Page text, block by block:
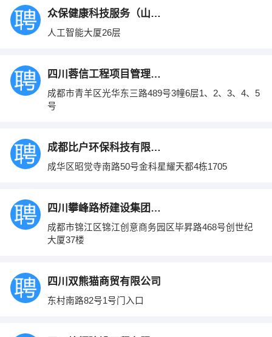
众保健康科技服务（山东）有限公司
人工智能大厦26层
四川蓉信工程项目管理有限公司
成都市青羊区光华东三路489号3幢6层1、2、3、4、5
号
成都比户环保科技有限公司
成华区昭觉寺南路50号金科星耀天都4栋1705
四川攀峰路桥建设集团有限公司
成都市锦江区锦江创意商务园区毕昇路468号创世纪
大厦37楼
四川双熊猫商贸有限公司
东村南路82号1号门入口